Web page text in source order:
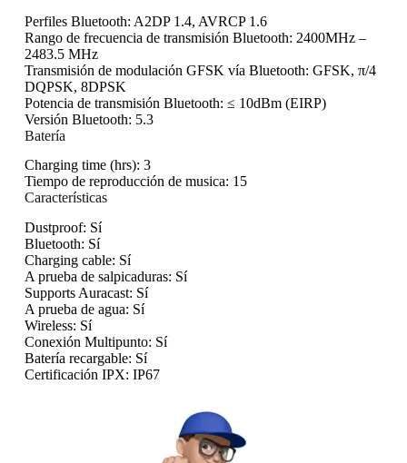
Perfiles Bluetooth: A2DP 1.4, AVRCP 1.6
Rango de frecuencia de transmisión Bluetooth: 2400MHz –
2483.5 MHz
Transmisión de modulación GFSK vía Bluetooth: GFSK, π/4
DQPSK, 8DPSK
Potencia de transmisión Bluetooth: ≤ 10dBm (EIRP)
Versión Bluetooth: 5.3
Batería
Charging time (hrs): 3
Tiempo de reproducción de musica: 15
Características
Dustproof: Sí
Bluetooth: Sí
Charging cable: Sí
A prueba de salpicaduras: Sí
Supports Auracast: Sí
A prueba de agua: Sí
Wireless: Sí
Conexión Multipunto: Sí
Batería recargable: Sí
Certificación IPX: IP67